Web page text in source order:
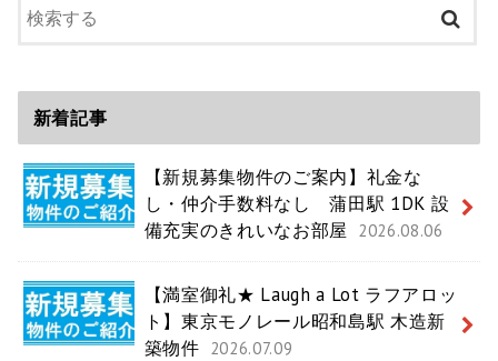
新着記事
【新規募集物件のご案内】礼金な
し・仲介手数料なし 蒲田駅 1DK 設
備充実のきれいなお部屋
2026.08.06
【満室御礼★ Laugh a Lot ラフアロッ
ト】東京モノレール昭和島駅 木造新
築物件
2026.07.09